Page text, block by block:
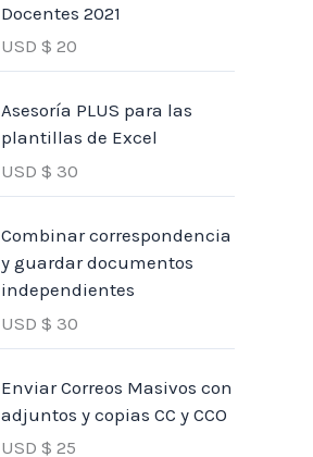
Docentes 2021
USD $ 20
Asesoría PLUS para las
plantillas de Excel
USD $ 30
Combinar correspondencia
y guardar documentos
independientes
USD $ 30
Enviar Correos Masivos con
adjuntos y copias CC y CCO
USD $ 25